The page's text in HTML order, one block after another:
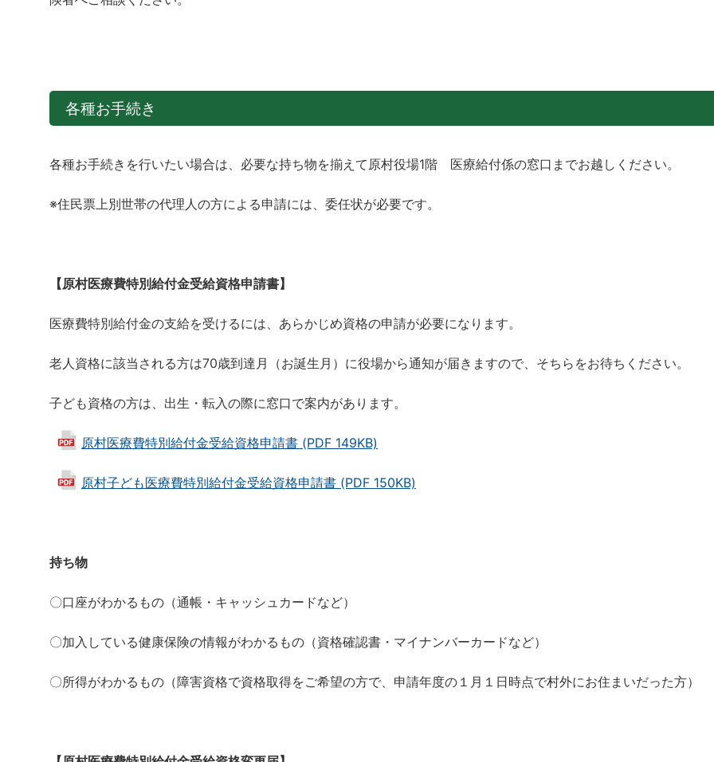
各種お手続き
各種お手続きを行いたい場合は、必要な持ち物を揃えて原村役場1階 医療給付係の窓口までお越しください。
※住民票上別世帯の代理人の方による申請には、委任状が必要です。
【原村医療費特別給付金受給資格申請書】
医療費特別給付金の支給を受けるには、あらかじめ資格の申請が必要になります。
老人資格に該当される方は70歳到達月（お誕生月）に役場から通知が届きますので、そちらをお待ちください。
子ども資格の方は、出生・転入の際に窓口で案内があります。
原村医療費特別給付金受給資格申請書 (PDF 149KB)
原村子ども医療費特別給付金受給資格申請書 (PDF 150KB)
持ち物
〇口座がわかるもの（通帳・キャッシュカードなど）
〇加入している健康保険の情報がわかるもの（資格確認書・マイナンバーカードなど）
〇所得がわかるもの（障害資格で資格取得をご希望の方で、申請年度の１月１日時点で村外にお住まいだった方）